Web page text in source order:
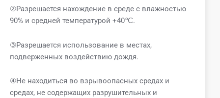
②Разрешается нахождение в среде с влажностью
90% и средней температурой +40℃.
③Разрешается использование в местах,
подверженных воздействию дождя.
④Не находиться во взрывоопасных средах и
средах, не содержащих разрушительных и